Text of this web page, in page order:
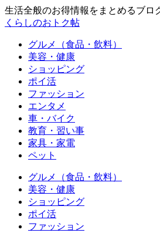
生活全般のお得情報をまとめるブロ
くらしのおトク帖
グルメ（食品・飲料）
美容・健康
ショッピング
ポイ活
ファッション
エンタメ
車・バイク
教育・習い事
家具・家電
ペット
グルメ（食品・飲料）
美容・健康
ショッピング
ポイ活
ファッション